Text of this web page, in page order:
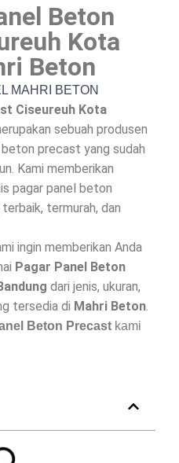
Beton
Kota
Beton
Ciseureuh Kota
sebuah produsen
precast yang sudah
Kami memberikan
pagar panel beton
termurah, dan
ingin memberikan Anda
Pagar Panel Beton
dari jenis, ukuran,
tersedia di Mahri Beton.
Beton Precast kami